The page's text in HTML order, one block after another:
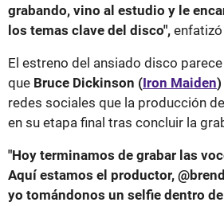
grabando, vino al estudio y le
los temas clave del disco",
El estreno del ansiado disco
que Bruce Dickinson (Iron Maiden)
redes sociales que la producción
en su etapa final tras concluir la
"Hoy terminamos de grabar las
Aquí estamos el productor,
yo tomándonos un selfie dentro